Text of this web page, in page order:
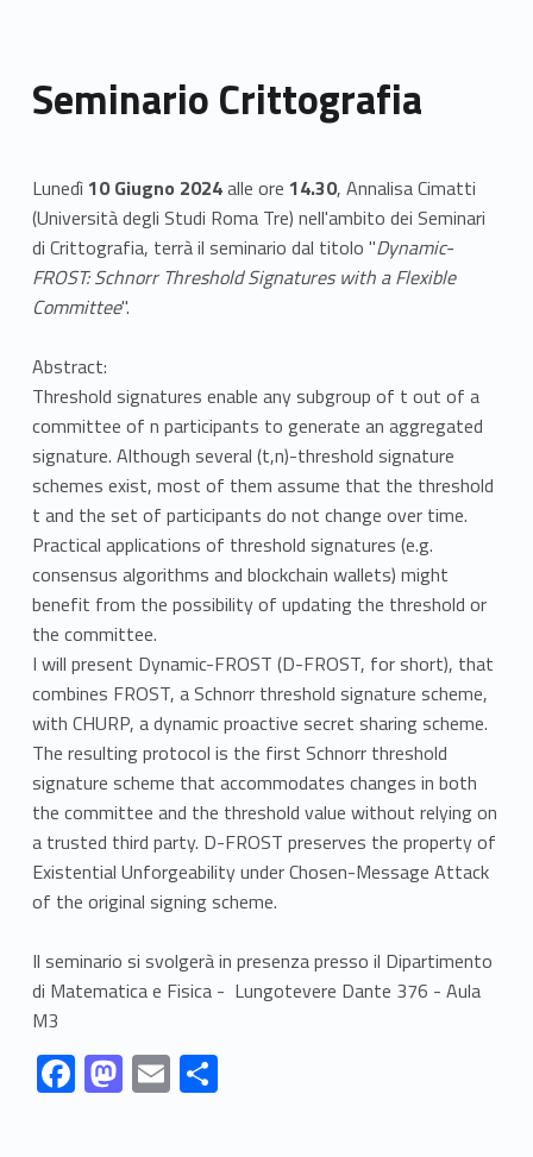
Seminario Crittografia
Lunedì 10 Giugno 2024alle ore 14.30, Annalisa Cimatti
(Università degli Studi Roma Tre) nell'ambito dei Seminari
di Crittografia, terrà il seminario dal titolo "Dynamic-
FROST: Schnorr Threshold Signatures with a Flexible
Committee".
Abstract:
Threshold signatures enable any subgroup of t out of a
committee of n participants to generate an aggregated
signature. Although several (t,n)-threshold signature
schemes exist, most of them assume that the threshold
t and the set of participants do not change over time.
Practical applications of threshold signatures (e.g.
consensus algorithms and blockchain wallets) might
benefit from the possibility of updating the threshold or
the committee.
I will present Dynamic-FROST (D-FROST, for short), that
combines FROST, a Schnorr threshold signature scheme,
with CHURP, a dynamic proactive secret sharing scheme.
The resulting protocol is the first Schnorr threshold
signature scheme that accommodates changes in both
the committee and the threshold value without relying on
a trusted third party. D-FROST preserves the property of
Existential Unforgeability under Chosen-Message Attack
of the original signing scheme.
Il seminario si svolgerà in presenza presso il Dipartimento
di Matematica e Fisica - Lungotevere Dante 376 - Aula
M3
Link identifier #identifier__152571-1
F
ac
Link identifier #identifier__163475-2 M
as
Link identifier #identifier__157441-3 E
m
Link identifier #identifier__182049-4 S